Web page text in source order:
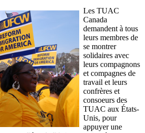
Les TUAC
Canada
demandent à tous
leurs membres de
se montrer
solidaires avec
leurs compagnons
et compagnes de
travail et leurs
confrères et
consoeurs des
TUAC aux États-
Unis, pour
appuyer une